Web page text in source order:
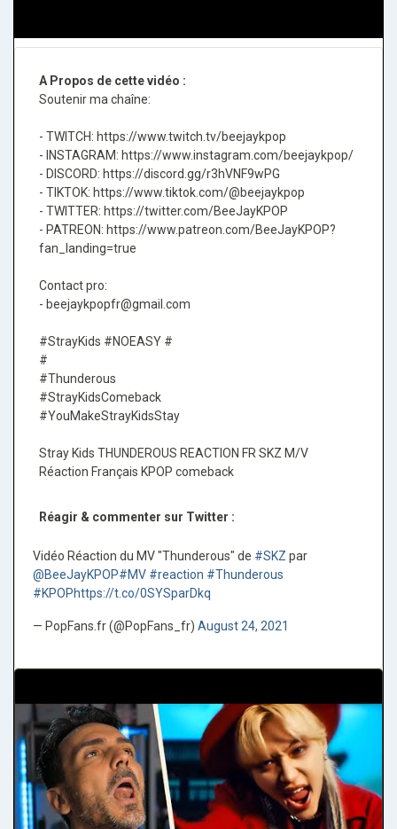
A Propos de cette vidéo :
Soutenir ma chaîne:
- TWITCH: https://www.twitch.tv/beejaykpop
- INSTAGRAM: https://www.instagram.com/beejaykpop/
- DISCORD: https://discord.gg/r3hVNF9wPG
- TIKTOK: https://www.tiktok.com/@beejaykpop
- TWITTER: https://twitter.com/BeeJayKPOP
- PATREON: https://www.patreon.com/BeeJayKPOP?
fan_landing=true
Contact pro:
- beejaykpopfr@gmail.com
#StrayKids #NOEASY #
#
#Thunderous
#StrayKidsComeback
#YouMakeStrayKidsStay
Stray Kids THUNDEROUS REACTION FR SKZ M/V
Réaction Français KPOP comeback
Réagir & commenter sur Twitter :
Vidéo Réaction du MV "Thunderous" de #SKZ par
@BeeJayKPOP#MV #reaction #Thunderous
#KPOPhttps://t.co/0SYSparDkq
— PopFans.fr (@PopFans_fr) August 24, 2021